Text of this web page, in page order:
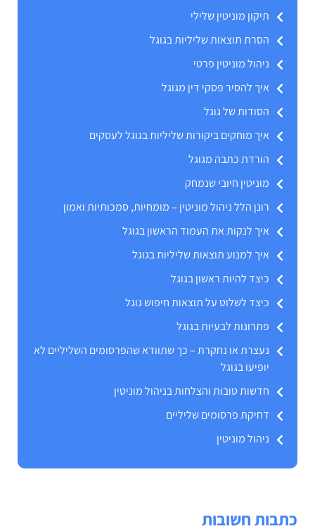
תיקון מוניטין שלילי
הסרת תוצאות שליליות בגוגל
ניהול מוניטין פרטי
איך להסיר פסקי דין מגוגל
הסודות של גוגל
איך מוחקים ביקורות שליליות בגוגל לעסקים
הורדת כתבה מגוגל
מוניטין חיובי שנמחק
רונן הלל ניהול מוניטין – מומחיות, סמכותיות ואמון
איך לנקות את העמוד הראשון בגוגל
איך למנוע תוצאות שליליות בגוגל
כיצד להיות ראשון בגוגל
כיצד לשלוט על תוצאות חיפוש גוגל
פתרונות לבעיות בגוגל
נעצרת או נחקרת – כך שתוודא שהפרסומים השליליים לא
יופיעו בגוגל
חדשות טובות והצלחות בניהול מוניטין
דחיקת פרסומים שליליים
ניהול מוניטין
כתבות חשובות